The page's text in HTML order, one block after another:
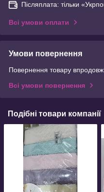
Післяплата: тільки
Всі умови оплати
Умови повернення
Повернення товару
Всі умови повернення
Подібні товари компанії